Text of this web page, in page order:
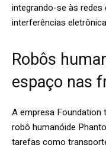
integrando-se às
interferências
Robôs
espaço nas
A empresa
robô humanóide
tarefas como